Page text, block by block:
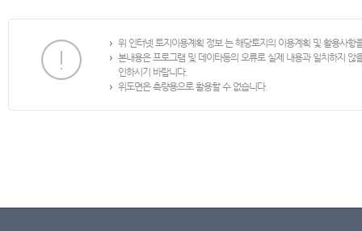
위 인터넷 토지이용계획 정보 는 해당토지의 이용계획 및 활용사
본내용은 프로그램 및 데이타등의 오류로 실제 내용과 일치하지
인하시기 바랍니다.
위도면은 측량용으로 활용할 수 없습니다.